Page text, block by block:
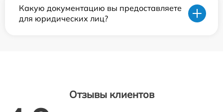
Какую документацию вы предоставляете
для юридических лиц?
Отзывы клиентов